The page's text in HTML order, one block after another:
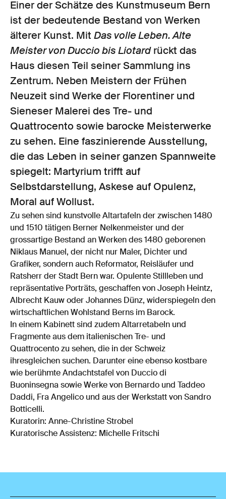
Einer der Schätze des Kunstmuseum Bern
ist der bedeutende Bestand von Werken
älterer Kunst. Mit Das volle Leben. Alte
Meister von Duccio bis Liotardrückt das
Haus diesen Teil seiner Sammlung ins
Zentrum. Neben Meistern der Frühen
Neuzeit sind Werke der Florentiner und
Sieneser Malerei des Tre- und
Quattrocento sowie barocke Meisterwerke
zu sehen. Eine faszinierende Ausstellung,
die das Leben in seiner ganzen Spannweite
spiegelt: Martyrium trifft auf
Selbstdarstellung, Askese auf Opulenz,
Moral auf Wollust.
Zu sehen sind kunstvolle Altartafeln der zwischen 1480
und 1510 tätigen Berner Nelkenmeister und der
grossartige Bestand an Werken des 1480 geborenen
Niklaus Manuel, der nicht nur Maler, Dichter und
Grafiker, sondern auch Reformator, Reisläufer und
Ratsherr der Stadt Bern war. Opulente Stillleben und
repräsentative Porträts, geschaffen von Joseph Heintz,
Albrecht Kauw oder Johannes Dünz, widerspiegeln den
wirtschaftlichen Wohlstand Berns im Barock.
In einem Kabinett sind zudem Altarretabeln und
Fragmente aus dem italienischen Tre- und
Quattrocento zu sehen, die in der Schweiz
ihresgleichen suchen. Darunter eine ebenso kostbare
wie berühmte Andachtstafel von Duccio di
Buoninsegna sowie Werke von Bernardo und Taddeo
Daddi, Fra Angelico und aus der Werkstatt von Sandro
Botticelli.
Kuratorin: Anne-Christine Strobel
Kuratorische Assistenz: Michelle Fritschi